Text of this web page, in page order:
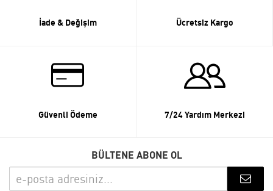
İade & Değişim Ücretsiz Kargo
Güvenli Ödeme 7/24 Yardım Merkezi
BÜLTENE ABONE OL